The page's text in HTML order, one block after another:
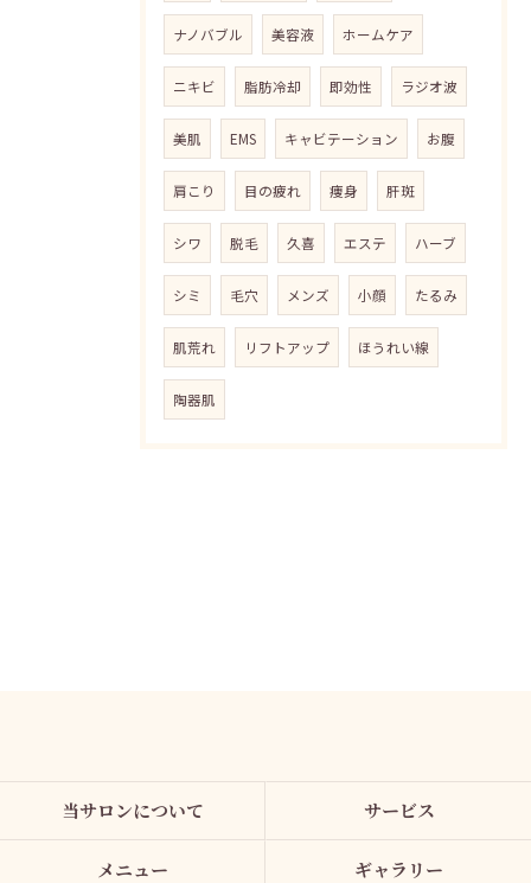
ナノバブル 美容液 ホームケア
ニキビ 脂肪冷却 即効性 ラジオ波
美肌 EMS キャビテーション お腹
肩こり 目の疲れ 痩身 肝斑
シワ 脱毛 久喜 エステ ハーブ
シミ 毛穴 メンズ 小顔 たるみ
肌荒れ リフトアップ ほうれい線
陶器肌
当サロンについて サービス
メニュー ギャラリー